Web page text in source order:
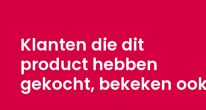
Klanten die dit
product hebben
gekocht, bekeken